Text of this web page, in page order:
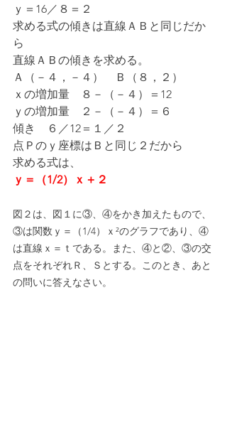
ｙ＝16／８＝２
求める式の傾きは直線ＡＢと同じだか
ら
直線ＡＢの傾きを求める。
Ａ（－４，－４）　Ｂ（８，２）
ｘの増加量　８－（－４）＝12
ｙの増加量　２－（－４）＝６
傾き　６／12＝１／２
点Ｐのｙ座標はＢと同じ２だから
求める式は、
ｙ＝（1/2）ｘ＋２
図２は、図１に③、④をかき加えたもので、
③は関数ｙ＝（1/4）ｘ²のグラフであり、④
は直線ｘ＝ｔである。また、④と②、③の交
点をそれぞれＲ、Ｓとする。このとき、あと
の問いに答えなさい。